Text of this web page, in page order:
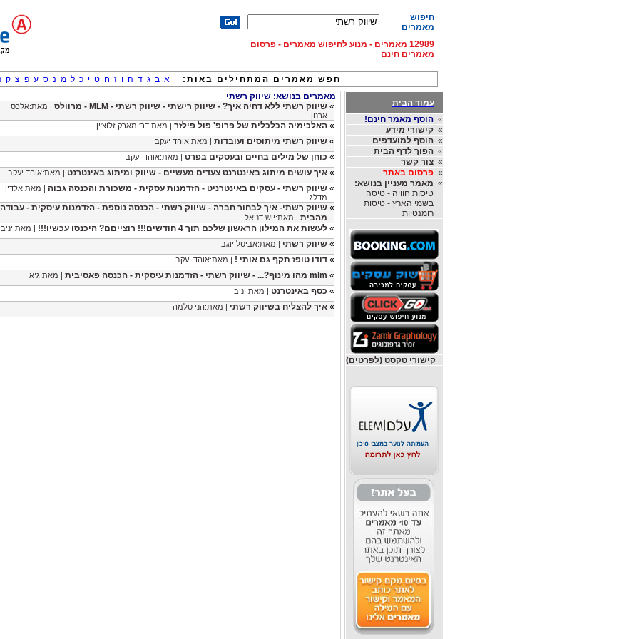
חיפוש
מאמרים
12989 מאמרים - מנוע לחיפוש מאמרים - פרסום
מאמרים חינם
חפש מאמרים המתחילים באות: א ב ג ד ה ו ז ח ט י כ ל מ נ ס ע פ צ ק
עמוד הבית
»הוסף מאמר חינם!
»קישורי מידע
»הוסף למועדפים
»הפוך לדף הבית
»צור קשר
»פרסום באתר
» מאמר מעניין בנושא:
טיסות חוויה - טיסה
בשמי הארץ - טיסות
רומנטיות
קישורי טקסט (לפרטים)
מאמרים בנושא: שיווק רשתי
» שיווק רשתי ללא דחיה איך? - שיווק רישתי - שיווק רשתי - MLM - מרוולס
| מאת:אלכס
ארנון
» האלכימיה הכלכלית של פרופ' פול פילזר | מאת:דר' מארק זלוצ'ין
» שיווק רשתי מיתוסים ועובדות | מאת:אוהד יעקב
» כוחן של מילים בחיים ובעסקים בפרט | מאת:אוהד יעקב
» איך עושים מיתוג באינטרנט צעדים מעשיים - שיווק ומיתוג באינטרנט | מאת:אוהד יעקב
» שיווק רשתי - עסקים באינטרניט - הזדמנות עסקית - משכורת והכנסה גבוה | מאת:אלדין
מדלג
» שיווק רשתי- איך לבחור חברה - שיווק רשתי - הכנסה נוספת - הזדמנות עיסקית - עבודה
מהבית | מאת:יוש דניאל
» לעשות את המילון הראשון שלכם תוך 4 חודשים!!! רוצייםם? היכנסו עכשיו!!! | מאת:יניב
» שיווק רשתי | מאת:אביטל יוגב
» דודו טופז תקף גם אותי ! | מאת:אוהד יעקב
» mlm מהו מינוף?... - שיווק רשתי - הזדמנות עיסקית - הכנסה פאסיבית | מאת:גיא
» כסף באינטרנט | מאת:יניב
» איך להצליח בשיווק רשתי | מאת:הני סלמה